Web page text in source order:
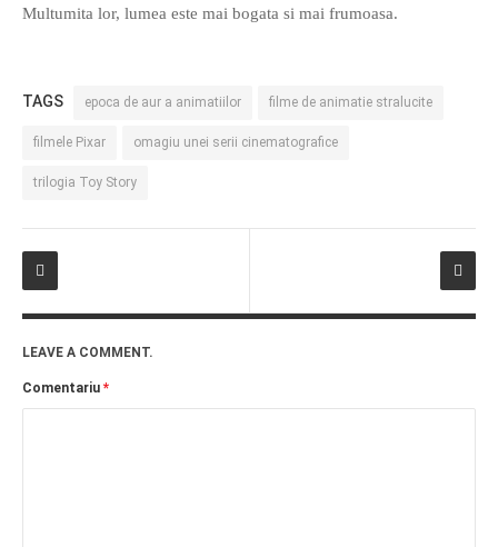
Multumita lor, lumea este mai bogata si mai frumoasa.
TAGS epoca de aur a animatiilor filme de animatie stralucite
filmele Pixar omagiu unei serii cinematografice
trilogia Toy Story
LEAVE A COMMENT.
Comentariu *